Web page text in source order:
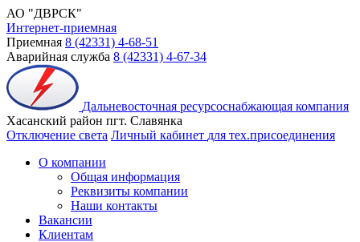
АО "ДВРСК"
Интернет-приемная
Приемная 8 (42331) 4-68-51
Аварийная служба 8 (42331) 4-67-34
Дальневосточная ресурсоснабжающая компания
Хасанский район пгт. Славянка
Отключение света Личный кабинет для тех.присоединения
О компании
Общая информация
Реквизиты компании
Наши контакты
Вакансии
Клиентам